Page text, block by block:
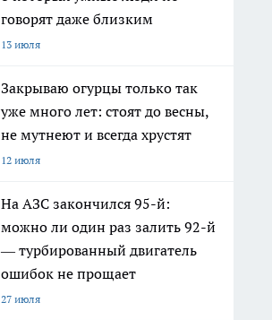
говорят даже близким
13 июля
Закрываю огурцы только так
уже много лет: стоят до весны,
не мутнеют и всегда хрустят
12 июля
На АЗС закончился 95-й:
можно ли один раз залить 92-й
— турбированный двигатель
ошибок не прощает
27 июля